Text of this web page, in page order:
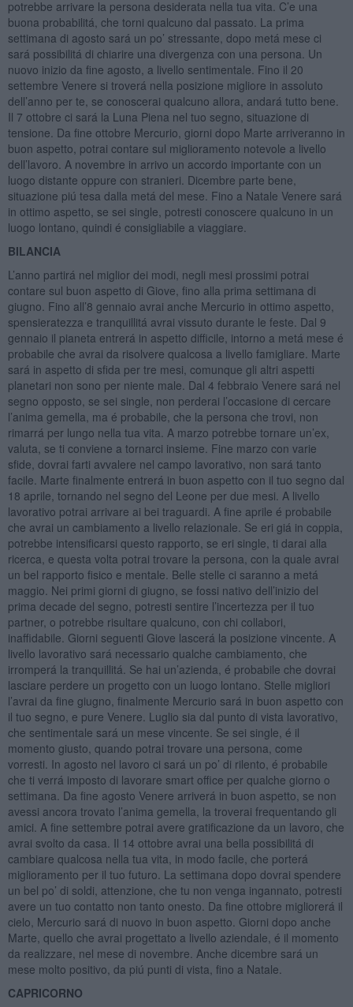
potrebbe arrivare la persona desiderata nella tua vita. C’e una
buona probabilitá, che torni qualcuno dal passato. La prima
settimana di agosto sará un po’ stressante, dopo metá mese ci
sará possibilitá di chiarire una divergenza con una persona. Un
nuovo inizio da fine agosto, a livello sentimentale. Fino il 20
settembre Venere si troverá nella posizione migliore in assoluto
dell’anno per te, se conoscerai qualcuno allora, andará tutto bene.
Il 7 ottobre ci sará la Luna Piena nel tuo segno, situazione di
tensione. Da fine ottobre Mercurio, giorni dopo Marte arriveranno in
buon aspetto, potrai contare sul miglioramento notevole a livello
dell’lavoro. A novembre in arrivo un accordo importante con un
luogo distante oppure con stranieri. Dicembre parte bene,
situazione piú tesa dalla metá del mese. Fino a Natale Venere sará
in ottimo aspetto, se sei single, potresti conoscere qualcuno in un
luogo lontano, quindi é consigliabile a viaggiare.
BILANCIA
L’anno partirá nel miglior dei modi, negli mesi prossimi potrai
contare sul buon aspetto di Giove, fino alla prima settimana di
giugno. Fino all’8 gennaio avrai anche Mercurio in ottimo aspetto,
spensieratezza e tranquillitá avrai vissuto durante le feste. Dal 9
gennaio il pianeta entrerá in aspetto difficile, intorno a metá mese é
probabile che avrai da risolvere qualcosa a livello famigliare. Marte
sará in aspetto di sfida per tre mesi, comunque gli altri aspetti
planetari non sono per niente male. Dal 4 febbraio Venere sará nel
segno opposto, se sei single, non perderai l’occasione di cercare
l’anima gemella, ma é probabile, che la persona che trovi, non
rimarrá per lungo nella tua vita. A marzo potrebbe tornare un’ex,
valuta, se ti conviene a tornarci insieme. Fine marzo con varie
sfide, dovrai farti avvalere nel campo lavorativo, non sará tanto
facile. Marte finalmente entrerá in buon aspetto con il tuo segno dal
18 aprile, tornando nel segno del Leone per due mesi. A livello
lavorativo potrai arrivare ai bei traguardi. A fine aprile é probabile
che avrai un cambiamento a livello relazionale. Se eri giá in coppia,
potrebbe intensificarsi questo rapporto, se eri single, ti darai alla
ricerca, e questa volta potrai trovare la persona, con la quale avrai
un bel rapporto fisico e mentale. Belle stelle ci saranno a metá
maggio. Nei primi giorni di giugno, se fossi nativo dell’inizio del
prima decade del segno, potresti sentire l’incertezza per il tuo
partner, o potrebbe risultare qualcuno, con chi collabori,
inaffidabile. Giorni seguenti Giove lascerá la posizione vincente. A
livello lavorativo sará necessario qualche cambiamento, che
irromperá la tranquillitá. Se hai un’azienda, é probabile che dovrai
lasciare perdere un progetto con un luogo lontano. Stelle migliori
l’avrai da fine giugno, finalmente Mercurio sará in buon aspetto con
il tuo segno, e pure Venere. Luglio sia dal punto di vista lavorativo,
che sentimentale sará un mese vincente. Se sei single, é il
momento giusto, quando potrai trovare una persona, come
vorresti. In agosto nel lavoro ci sará un po’ di rilento, é probabile
che ti verrá imposto di lavorare smart office per qualche giorno o
settimana. Da fine agosto Venere arriverá in buon aspetto, se non
avessi ancora trovato l’anima gemella, la troverai frequentando gli
amici. A fine settembre potrai avere gratificazione da un lavoro, che
avrai svolto da casa. Il 14 ottobre avrai una bella possibilitá di
cambiare qualcosa nella tua vita, in modo facile, che porterá
miglioramento per il tuo futuro. La settimana dopo dovrai spendere
un bel po’ di soldi, attenzione, che tu non venga ingannato, potresti
avere un tuo contatto non tanto onesto. Da fine ottobre migliorerá il
cielo, Mercurio sará di nuovo in buon aspetto. Giorni dopo anche
Marte, quello che avrai progettato a livello aziendale, é il momento
da realizzare, nel mese di novembre. Anche dicembre sará un
mese molto positivo, da piú punti di vista, fino a Natale.
CAPRICORNO